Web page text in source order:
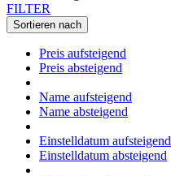
FILTER
Sortieren nach
Preis aufsteigend
Preis absteigend
Name aufsteigend
Name absteigend
Einstelldatum aufsteigend
Einstelldatum absteigend